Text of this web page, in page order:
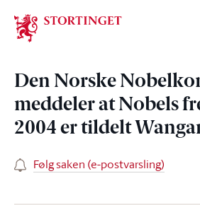
Stortinget.no
Den Norske
meddeler at Nobels
2004 er tildelt
Følg saken (e-postvarsling)